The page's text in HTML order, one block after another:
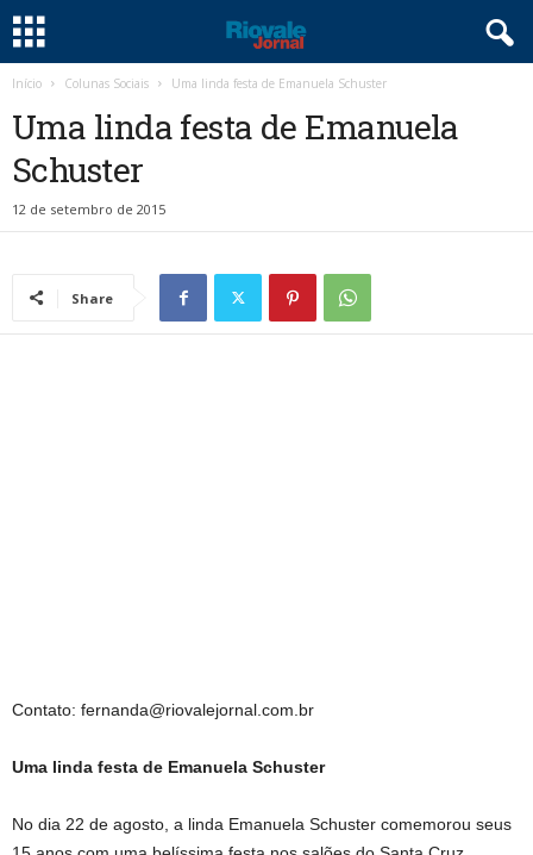
Início Colunas Sociais Uma linda festa de Emanuela Schuster
Uma linda festa de Emanuela
Schuster
12 de setembro de 2015
Share
Contato: fernanda@riovalejornal.com.br
Uma linda festa de Emanuela Schuster
No dia 22 de agosto, a linda Emanuela Schuster comemorou seus